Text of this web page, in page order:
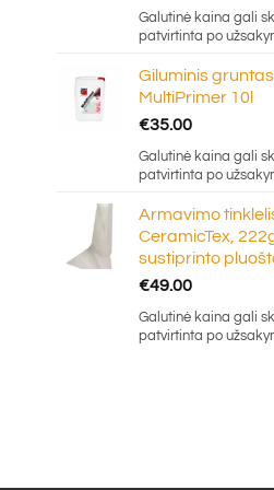
Galutinė kaina gali
patvirtinta po
Giluminis
MultiPrimer 10l
€35.00
Galutinė kaina gali
patvirtinta po
Armavimo
CeramicTex,
sustiprinto
€49.00
Galutinė kaina gali
patvirtinta po